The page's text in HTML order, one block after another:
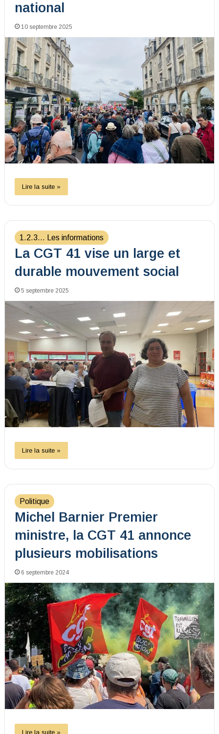
national
10 septembre 2025
Lire la suite »
1.2.3... Les informations
La CGT 41 vise un large et
durable mouvement social
5 septembre 2025
Lire la suite »
Politique
Michel Barnier Premier
ministre, la CGT 41 annonce
plusieurs mobilisations
6 septembre 2024
Lire la suite »